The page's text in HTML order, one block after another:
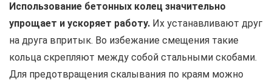
Использование бетонных колец значительно
упрощает и ускоряет работу. Их устанавливают друг
на друга впритык. Во избежание смещения такие
кольца скрепляют между собой стальными скобами.
Для предотвращения скалывания по краям можно